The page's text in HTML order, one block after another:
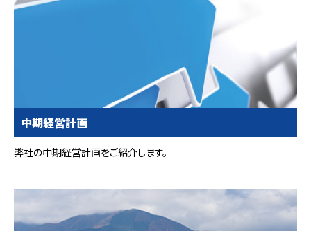
中期経営計画
弊社の中期経営計画をご紹介します。